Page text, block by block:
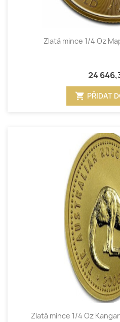
Zlatá mince 1/4 Oz
24
shopping_cart PŘIDAT
Zlatá mince 1/4 Oz